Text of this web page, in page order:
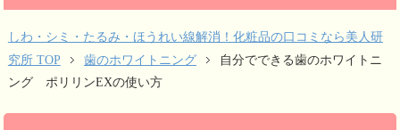
しわ・シミ・たるみ・ほうれい線解消！化粧品の口コミなら美人研
究所 TOP
歯のホワイトニング
自分でできる歯のホワイトニ
ング ポリリンEXの使い方